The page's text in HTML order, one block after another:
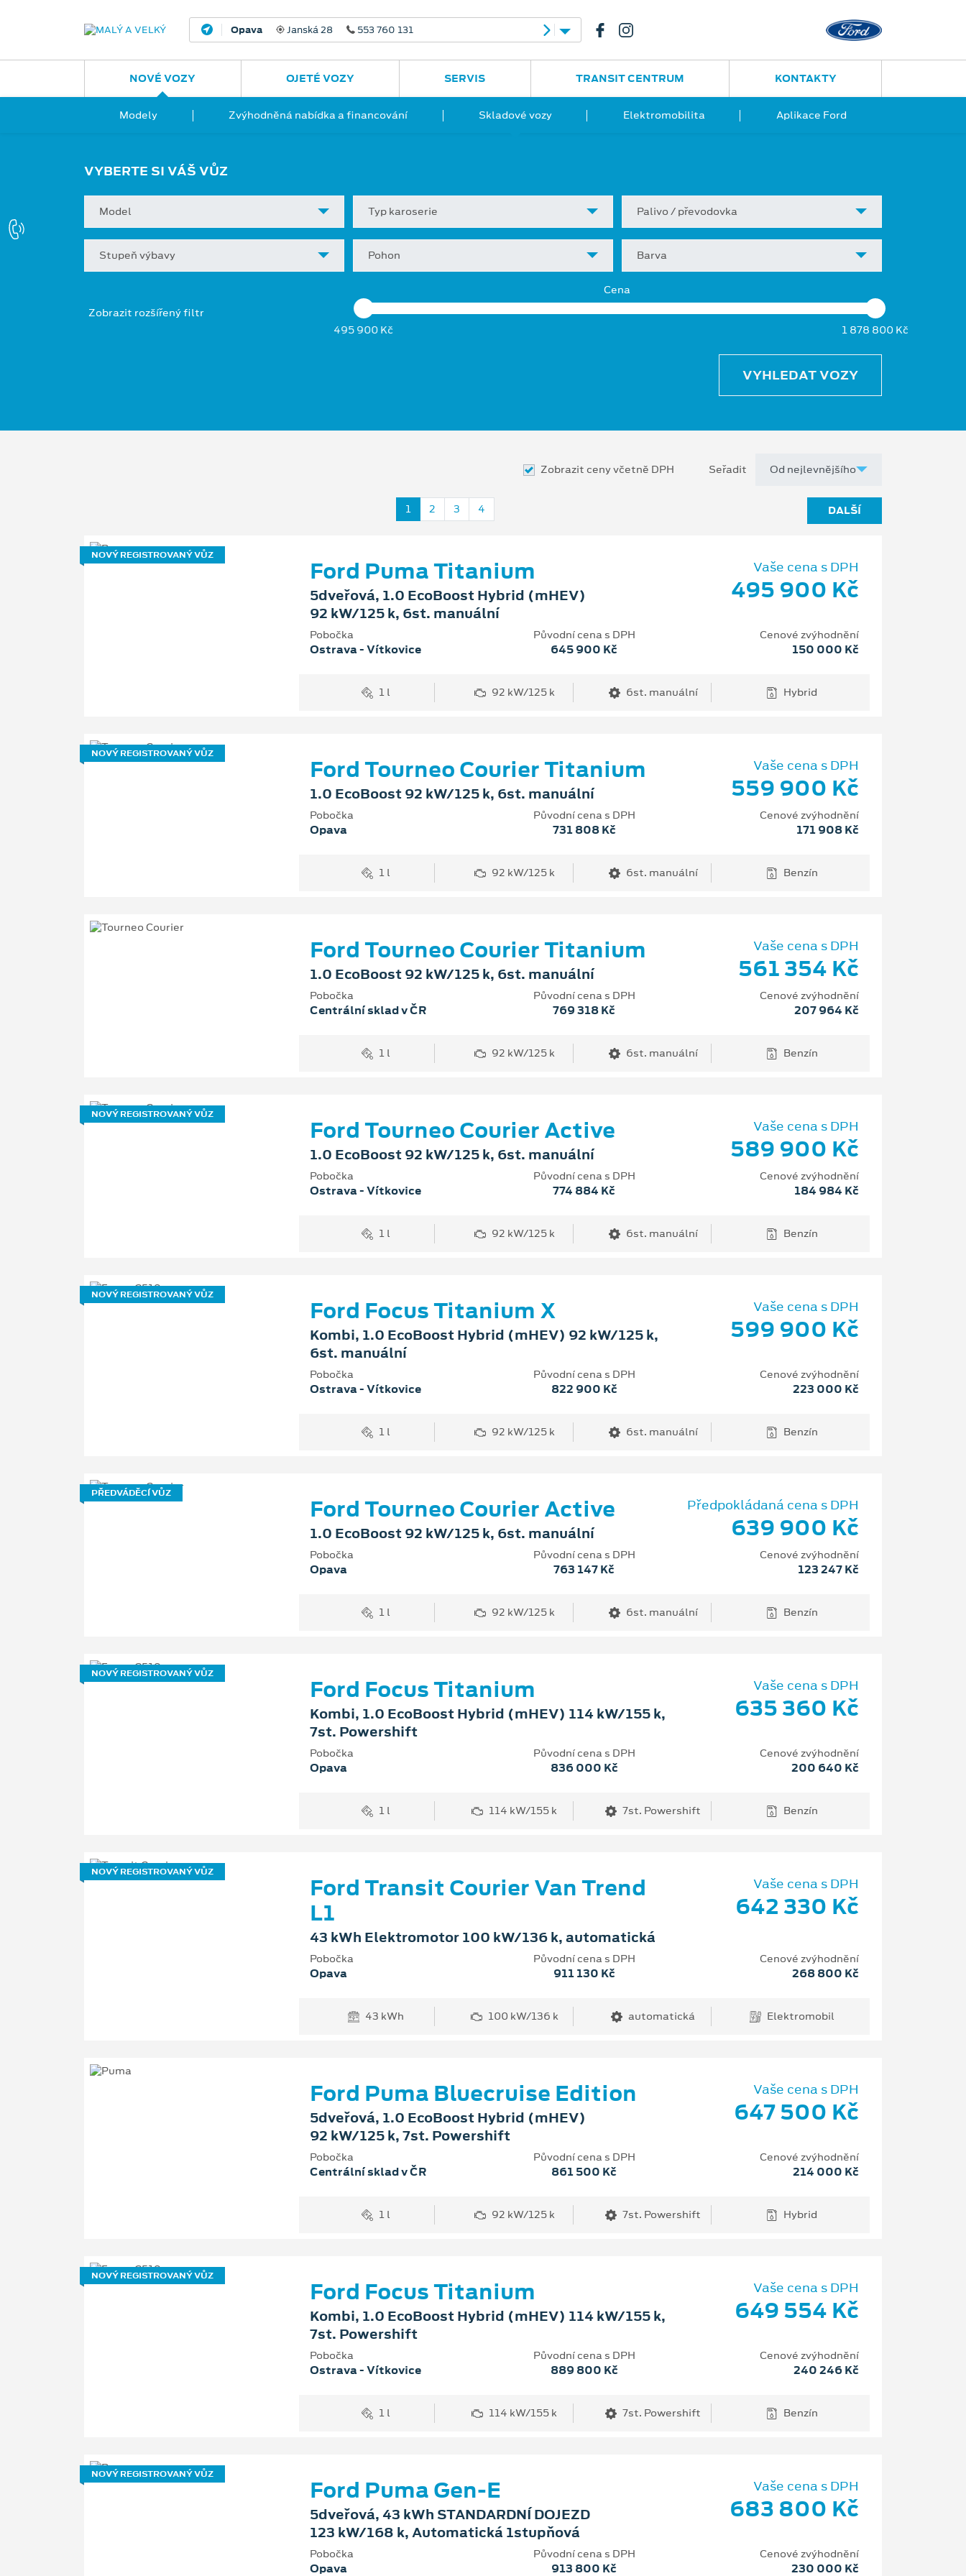
Opava Janská 28 553 760 131 Ostrava - Vítkovice
NOVÉ VOZY
Modely Zvýhodněná nabídka a financování Skladové vozy Elektromobilita Aplikace Ford
OJETÉ VOZY SERVIS TRANSIT CENTRUM KONTAKTY
VYBERTE SI VÁŠ VŮZ
Model Typ karoserie Palivo / převodovka
Stupeň výbavy Pohon Barva
Zobrazit rozšířený filtr
Cena
495 900 Kč 1 878 800 Kč
VYHLEDAT VOZY
Zobrazit ceny včetně DPH Seřadit
1 2 3 4 DALŠÍ
NOVÝ REGISTROVANÝ VŮZ
Ford Puma Titanium
5dveřová, 1.0 EcoBoost Hybrid (mHEV)
92 kW/125 k, 6st. manuální
Vaše cena s DPH
495 900 Kč
Pobočka
Ostrava - Vítkovice
Původní cena s DPH
645 900 Kč
Cenové zvýhodnění
150 000 Kč
1 l 92 kW/125 k 6st. manuální Hybrid
NOVÝ REGISTROVANÝ VŮZ
Ford Tourneo Courier Titanium
1.0 EcoBoost 92 kW/125 k, 6st. manuální
Vaše cena s DPH
559 900 Kč
Pobočka
Opava
Původní cena s DPH
731 808 Kč
Cenové zvýhodnění
171 908 Kč
1 l 92 kW/125 k 6st. manuální Benzín
Ford Tourneo Courier Titanium
1.0 EcoBoost 92 kW/125 k, 6st. manuální
Vaše cena s DPH
561 354 Kč
Pobočka
Centrální sklad v ČR
Původní cena s DPH
769 318 Kč
Cenové zvýhodnění
207 964 Kč
1 l 92 kW/125 k 6st. manuální Benzín
NOVÝ REGISTROVANÝ VŮZ
Ford Tourneo Courier Active
1.0 EcoBoost 92 kW/125 k, 6st. manuální
Vaše cena s DPH
589 900 Kč
Pobočka
Ostrava - Vítkovice
Původní cena s DPH
774 884 Kč
Cenové zvýhodnění
184 984 Kč
1 l 92 kW/125 k 6st. manuální Benzín
NOVÝ REGISTROVANÝ VŮZ
Ford Focus Titanium X
Kombi, 1.0 EcoBoost Hybrid (mHEV) 92 kW/125 k,
6st. manuální
Vaše cena s DPH
599 900 Kč
Pobočka
Ostrava - Vítkovice
Původní cena s DPH
822 900 Kč
Cenové zvýhodnění
223 000 Kč
1 l 92 kW/125 k 6st. manuální Benzín
PŘEDVÁDĚCÍ VŮZ
Ford Tourneo Courier Active
1.0 EcoBoost 92 kW/125 k, 6st. manuální
Předpokládaná cena s DPH
639 900 Kč
Pobočka
Opava
Původní cena s DPH
763 147 Kč
Cenové zvýhodnění
123 247 Kč
1 l 92 kW/125 k 6st. manuální Benzín
NOVÝ REGISTROVANÝ VŮZ
Ford Focus Titanium
Kombi, 1.0 EcoBoost Hybrid (mHEV) 114 kW/155 k,
7st. Powershift
Vaše cena s DPH
635 360 Kč
Pobočka
Opava
Původní cena s DPH
836 000 Kč
Cenové zvýhodnění
200 640 Kč
1 l 114 kW/155 k 7st. Powershift Benzín
NOVÝ REGISTROVANÝ VŮZ
Ford Transit Courier Van Trend
L1
43 kWh Elektromotor 100 kW/136 k, automatická
Vaše cena s DPH
642 330 Kč
Pobočka
Opava
Původní cena s DPH
911 130 Kč
Cenové zvýhodnění
268 800 Kč
43 kWh 100 kW/136 k automatická Elektromobil
Ford Puma Bluecruise Edition
5dveřová, 1.0 EcoBoost Hybrid (mHEV)
92 kW/125 k, 7st. Powershift
Vaše cena s DPH
647 500 Kč
Pobočka
Centrální sklad v ČR
Původní cena s DPH
861 500 Kč
Cenové zvýhodnění
214 000 Kč
1 l 92 kW/125 k 7st. Powershift Hybrid
NOVÝ REGISTROVANÝ VŮZ
Ford Focus Titanium
Kombi, 1.0 EcoBoost Hybrid (mHEV) 114 kW/155 k,
7st. Powershift
Vaše cena s DPH
649 554 Kč
Pobočka
Ostrava - Vítkovice
Původní cena s DPH
889 800 Kč
Cenové zvýhodnění
240 246 Kč
1 l 114 kW/155 k 7st. Powershift Benzín
NOVÝ REGISTROVANÝ VŮZ
Ford Puma Gen-E
5dveřová, 43 kWh STANDARDNÍ DOJEZD
123 kW/168 k, Automatická 1stupňová
Vaše cena s DPH
683 800 Kč
Pobočka
Opava
Původní cena s DPH
913 800 Kč
Cenové zvýhodnění
230 000 Kč